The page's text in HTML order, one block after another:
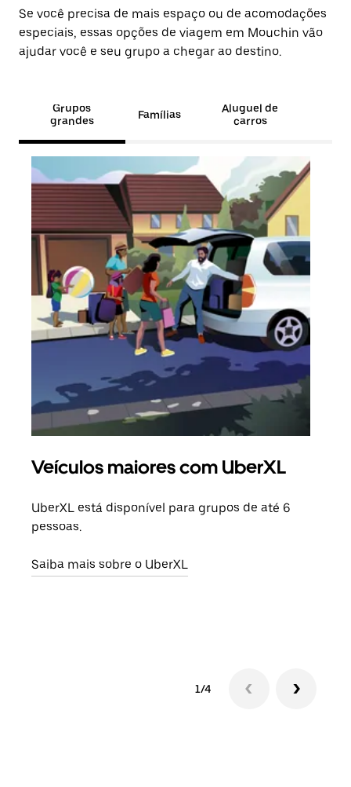
Se você precisa de mais espaço ou de acomodações
especiais, essas opções de viagem em Mouchin vão
ajudar você e seu grupo a chegar ao destino.
Grupos
grandes
Famílias
Aluguel de
carros
Veículos maiores com UberXL
UberXL está disponível para grupos de até 6
pessoas.
Saiba mais sobre o UberXL
1/4